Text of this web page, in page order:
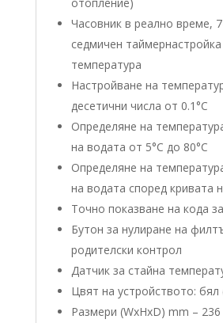
Часовник в реално време,
седмичен
температура
Настройване на
десетични числа от 0.1°C
Определяне на
на водата от 5°C до 80°C
Определяне на
на водата според кривата
Точно показване на кода
Бутон за нулиране на
родителски контрол
Датчик за стайна
Цвят на устройството: бял
Размери (WxHxD) mm –